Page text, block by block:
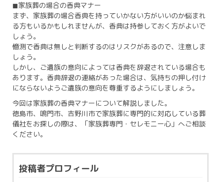
◼︎家族葬の場合の香典マナー
まず、家族葬の場合香典を持っていかない方がいいのか悩まれ
る方もいるかもしれませんが、香典は持参しておく方がよいで
しょう。
憶測で香典は無しと判断するのはリスクがあるので、注意しま
しょう。
しかし、ご遺族の意向によっては香典を辞退されている場合も
あります。香典辞退の連絡があった場合は、気持ちの押し付け
にならないようご遺族の意向を尊重するようにしましょう。
今回は家族葬の香典マナーについて解説しました。
徳島市、鳴門市、吉野川市で家族葬に専門的に対応している葬
儀社をお探しの際は、「家族葬専門・セレモニー心」へご相談
ください。
投稿者プロフィール